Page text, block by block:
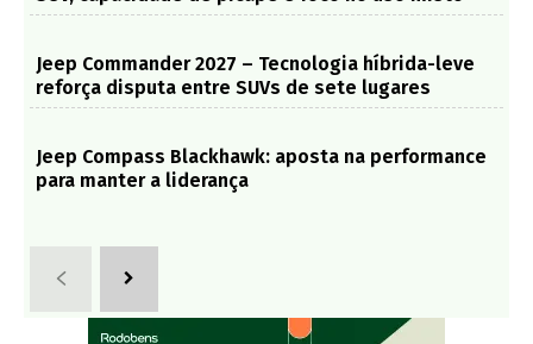
Jeep Commander 2027 – Tecnologia híbrida-leve
reforça disputa entre SUVs de sete lugares
Jeep Compass Blackhawk: aposta na performance
para manter a liderança